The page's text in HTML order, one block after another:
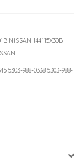
NISSAN 144115X30B
5303-988-0338 5303-988-